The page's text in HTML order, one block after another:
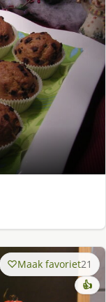
Maak favoriet21
👍